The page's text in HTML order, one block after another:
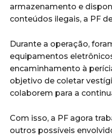
armazenamento e
conteúdos ilegais, a PF
Durante a operação,
equipamentos
encaminhamento à
objetivo de coletar
colaborem para a
Com isso, a PF agora
outros possíveis